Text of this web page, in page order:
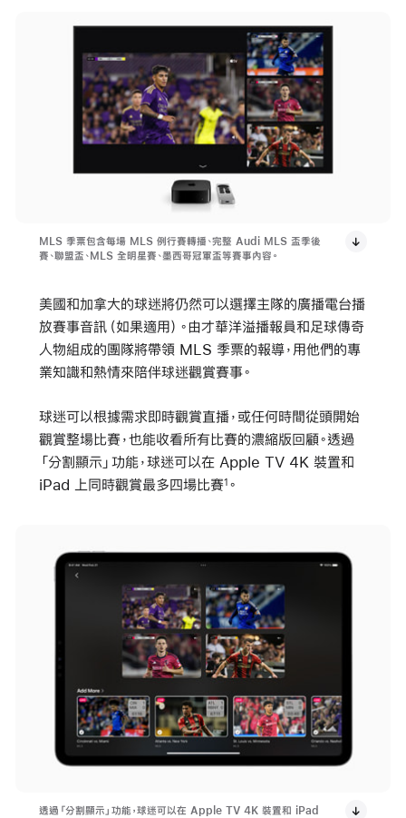
MLS 季票包含每場 MLS 例行賽轉播、完整 Audi MLS 盃季後
賽、聯盟盃、MLS 全明星賽、墨西哥冠軍盃等賽事內容。
美國和加拿大的球迷將仍然可以選擇主隊的廣播電台播
放賽事音訊（如果適用）。由才華洋溢播報員和足球傳奇
人物組成的團隊將帶領 MLS 季票的報導，用他們的專
業知識和熱情來陪伴球迷觀賞賽事。
球迷可以根據需求即時觀賞直播，或任何時間從頭開始
觀賞整場比賽，也能收看所有比賽的濃縮版回顧。透過
「分割顯示」功能，球迷可以在 Apple TV 4K 裝置和
iPad 上同時觀賞最多四場比賽1 。
透過「分割顯示」功能，球迷可以在 Apple TV 4K 裝置和 iPad